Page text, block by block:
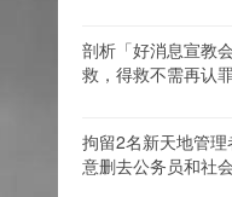
剖析「好消息宣教
救，得救不需再认
拘留2名新天地管
意删去公务员和社